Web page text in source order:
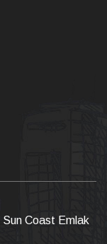
Sun Coast Emlak